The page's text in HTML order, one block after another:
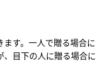
す。一人で贈る場合に
目下の人に贈る場合に